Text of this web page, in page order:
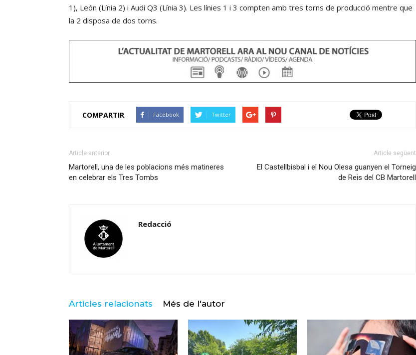
1), León (Línia 2) i Audi Q3 (Línia 3). Les línies 1 i 3 compten amb tres torns de producció mentre que
la 2 disposa de dos torns.
COMPARTIR Facebook Twitter
Article anterior
Martorell, una de les poblacions més matineres
en celebrar els Tres Tombs
Article següent
El Castellbisbal i el Nou Olesa guanyen el Torneig
de Reis del CB Martorell
Redacció
Articles relacionats Més de l'autor